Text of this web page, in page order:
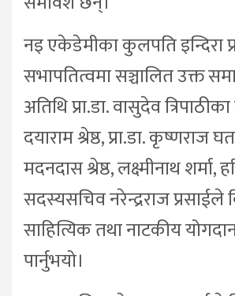
नइ एकेडेमीका कुलपति इन्दिरा
सभापतित्वमा सञ्चालित उक्त
अतिथि प्रा.डा. वासुदेव त्रिपाठीका
दयाराम श्रेष्ठ, प्रा.डा. कृष्णराज
मदनदास श्रेष्ठ, लक्ष्मीनाथ शर्मा,
सदस्यसचिव नरेन्द्रराज
साहित्यिक तथा नाटकीय
पार्नुभयो।